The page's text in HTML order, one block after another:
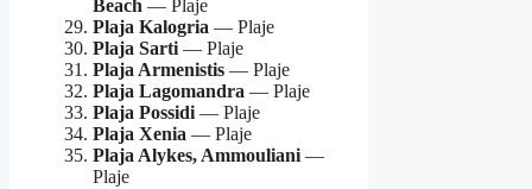
Beach — Plaje
Plaja Kalogria — Plaje
Plaja Sarti— Plaje
Plaja Armenistis — Plaje
Plaja Lagomandra — Plaje
Plaja Possidi— Plaje
Plaja Xenia — Plaje
Plaja Alykes, Ammouliani—
Plaje